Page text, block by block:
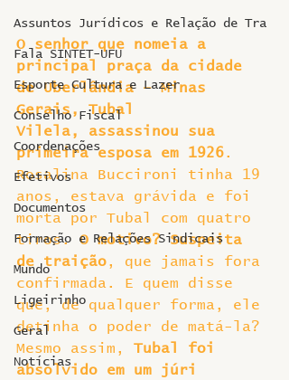
Assuntos Jurídicos e Relação de Tra
Fala SINTET-UFU
Esporte Cultura e Lazer
Conselho Fiscal
Coordenações
Efetivos
Documentos
Formação e Relações Sindicais
Mundo
Ligeirinho
Geral
Notícias
O senhor que nomeia a
principal praça da cidade
de Uberlândia – Minas
Gerais, Tubal
Vilela, assassinou sua
primeira esposa em 1926.
Rosalina Buccironi tinha 19
anos, estava grávida e foi
morta por Tubal com quatro
tiros. O motivo? Suspeita
de traição, que jamais fora
confirmada. E quem disse
que, de qualquer forma, ele
detinha o poder de matá-la?
Mesmo assim, Tubal foi
absolvido em um júri